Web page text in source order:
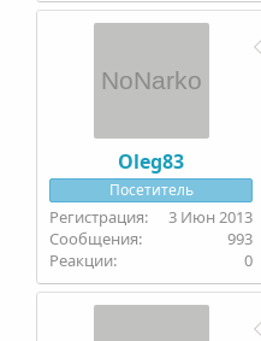
Oleg83
Посетитель
3 Июн 2013
993
0